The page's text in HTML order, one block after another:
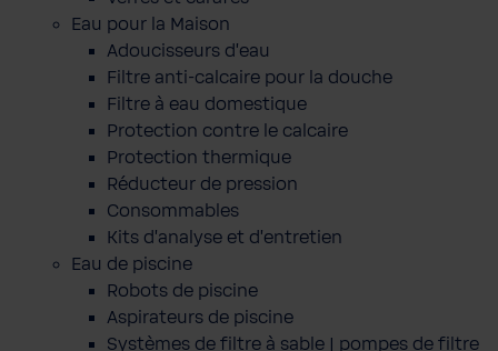
Eau pour la Maison
Adoucisseurs d'eau
Filtre anti-calcaire pour la douche
Filtre à eau domestique
Protection contre le calcaire
Protection thermique
Réducteur de pression
Consommables
Kits d'analyse et d'entretien
Eau de piscine
Robots de piscine
Aspirateurs de piscine
Systèmes de filtre à sable | pompes de filtre